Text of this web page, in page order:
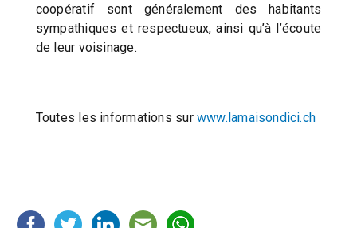
coopératif sont généralement des habitants
sympathiques et respectueux, ainsi qu’à l’écoute
de leur voisinage.
Toutes les informations sur www.lamaisondici.ch